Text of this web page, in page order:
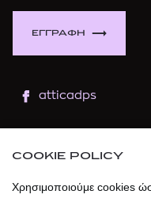
ΕΓΓΡΑΦΗ
atticadps
atticadps
COOKIE POLICY
Χρησιμοποιούμε cookies